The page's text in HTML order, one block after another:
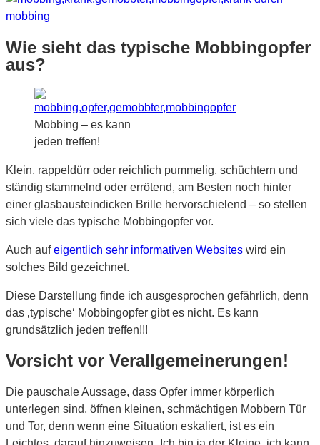
Wie sieht das typische Mobbingopfer
aus?
Mobbing – es kann
jeden treffen!
Klein, rappeldürr oder reichlich pummelig, schüchtern und
ständig stammelnd oder errötend, am Besten noch hinter
einer glasbausteindicken Brille hervorschielend – so stellen
sich viele das typische Mobbingopfer vor.
Auch aufeigentlich sehr informativen Websites wird ein
solches Bild gezeichnet.
Diese Darstellung finde ich ausgesprochen gefährlich, denn
das ‚typische‘ Mobbingopfer gibt es nicht. Es kann
grundsätzlich jeden treffen!!!
Vorsicht vor Verallgemeinerungen!
Die pauschale Aussage, dass Opfer immer körperlich
unterlegen sind, öffnen kleinen, schmächtigen Mobbern Tür
und Tor, denn wenn eine Situation eskaliert, ist es ein